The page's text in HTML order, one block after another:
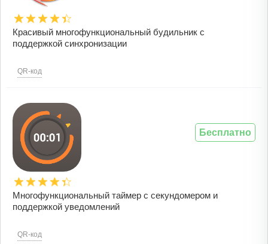
Красивый многофункциональный будильник с
поддержкой синхронизации
QR-код
Многофункциональный таймер с секундомером и
поддержкой уведомлений
QR-код
Бесплатно